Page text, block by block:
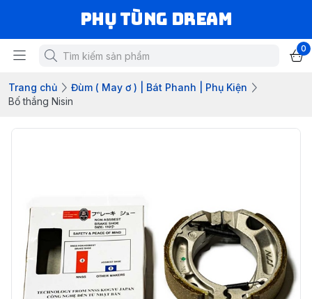
Phụ Tùng Dream
0
Trang chủ
Đùm ( May ơ ) | Bát Phanh | Phụ Kiện
Bố thắng Nisin